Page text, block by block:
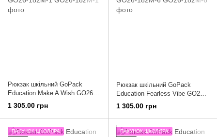
Рюкзак шкільний GoPack
Education Make A Wish GO26-
182M-1
1 305.00 грн
Рюкзак шкільний GoPack
Education Fearless Vibe GO26-
182M-6
1 305.00 грн
ПАКУНОК ШКОЛЯРА
ПАКУНОК ШКОЛЯРА